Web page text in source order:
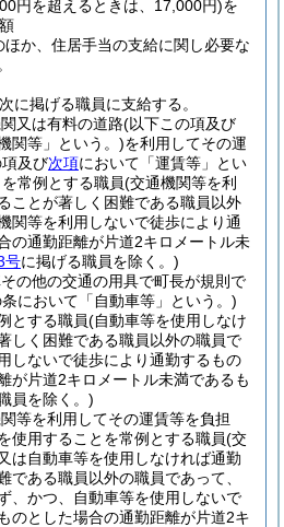
円を超えるときは、17,000円)を
ほか、住居手当の支給に関し必要な
に掲げる職員に支給する。
又は有料の道路(以下この項及び
関等」という。)を利用してその運
及び次項において「運賃等」とい
常例とする職員(交通機関等を利
ことが著しく困難である職員以外
関等を利用しないで徒歩により通
の通勤距離が片道2キロメートル未
号に掲げる職員を除く。)
の他の交通の用具で町長が規則で
において「自動車等」という。)
とする職員(自動車等を使用しなけ
しく困難である職員以外の職員で
しないで徒歩により通勤するもの
が片道2キロメートル未満であるも
員を除く。)
等を利用してその運賃等を負担
使用することを常例とする職員(交
は自動車等を使用しなければ通勤
である職員以外の職員であって、
、かつ、自動車等を使用しないで
のとした場合の通勤距離が片道2キ